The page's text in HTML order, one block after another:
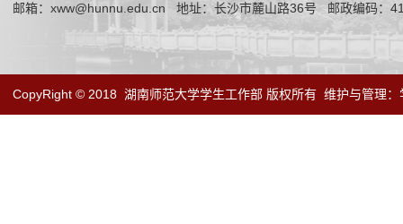
邮箱：xww@hunnu.edu.cn 地址：长沙市麓山路36号 邮政编码：
CopyRight © 2018 湖南师范大学学生工作部 版权所有 维护与管理：